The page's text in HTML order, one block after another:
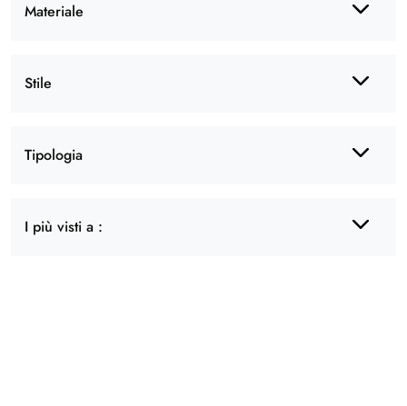
Materiale
Stile
Tipologia
I più visti a :